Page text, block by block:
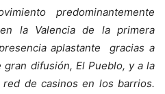
predominantemente
la Valencia de la primera
aplastante gracias a
difusión, El Pueblo, y a la
de casinos en los barrios.